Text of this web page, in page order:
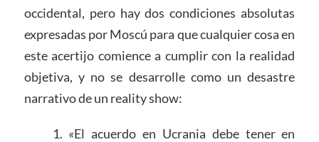
occidental, pero hay dos condiciones absolutas
expresadas por Moscú para que cualquier cosa en
este acertijo comience a cumplir con la realidad
objetiva, y no se desarrolle como un desastre
narrativo de un reality show:
1. «El acuerdo en Ucrania debe tener en